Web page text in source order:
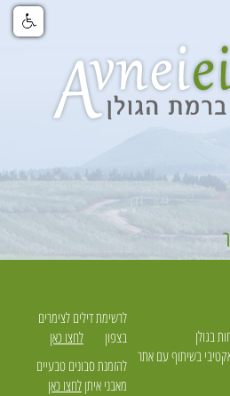
בגולן
בשיתוף עם אתר
לרשימת דילים לצימרים
בצפון לחצו כאן
להזמנת סבונים טבעיים
מאבני איתןלחצו כאן